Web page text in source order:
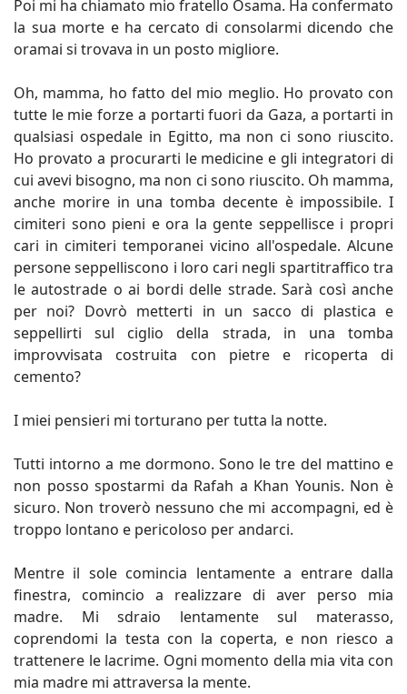
Poi mi ha chiamato mio fratello Osama. Ha confermato
la sua morte e ha cercato di consolarmi dicendo che
oramai si trovava in un posto migliore.
Oh, mamma, ho fatto del mio meglio. Ho provato con
tutte le mie forze a portarti fuori da Gaza, a portarti in
qualsiasi ospedale in Egitto, ma non ci sono riuscito.
Ho provato a procurarti le medicine e gli integratori di
cui avevi bisogno, ma non ci sono riuscito. Oh mamma,
anche morire in una tomba decente è impossibile. I
cimiteri sono pieni e ora la gente seppellisce i propri
cari in cimiteri temporanei vicino all'ospedale. Alcune
persone seppelliscono i loro cari negli spartitraffico tra
le autostrade o ai bordi delle strade. Sarà così anche
per noi? Dovrò metterti in un sacco di plastica e
seppellirti sul ciglio della strada, in una tomba
improvvisata costruita con pietre e ricoperta di
cemento?
I miei pensieri mi torturano per tutta la notte.
Tutti intorno a me dormono. Sono le tre del mattino e
non posso spostarmi da Rafah a Khan Younis. Non è
sicuro. Non troverò nessuno che mi accompagni, ed è
troppo lontano e pericoloso per andarci.
Mentre il sole comincia lentamente a entrare dalla
finestra, comincio a realizzare di aver perso mia
madre. Mi sdraio lentamente sul materasso,
coprendomi la testa con la coperta, e non riesco a
trattenere le lacrime. Ogni momento della mia vita con
mia madre mi attraversa la mente.